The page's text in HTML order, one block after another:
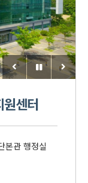
센터
본관 행정실